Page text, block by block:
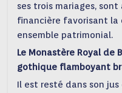
ses trois mariages, sont
financière favorisant la
ensemble patrimonial.
Le Monastère Royal de
gothique flamboyant
Il est resté dans son